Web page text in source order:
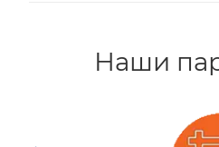
Наши